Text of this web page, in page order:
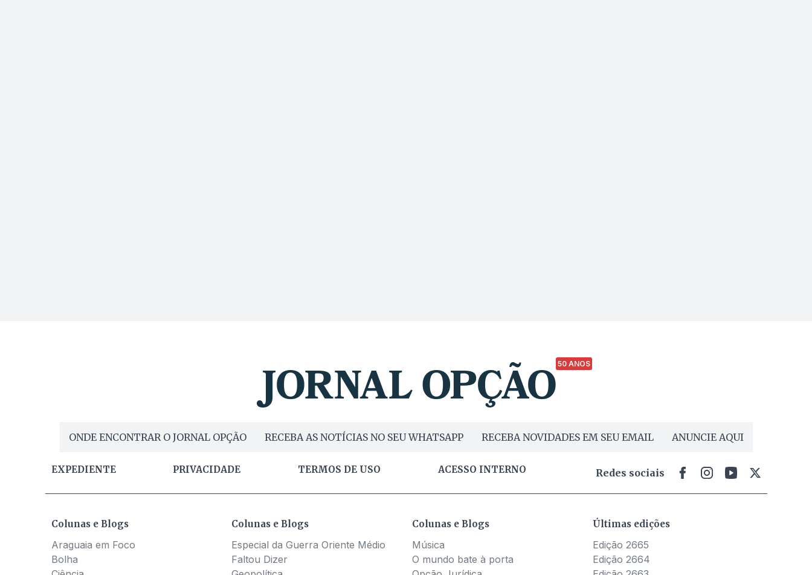
50 ANOS
ONDE ENCONTRAR O JORNAL OPÇÃO RECEBA AS NOTÍCIAS NO SEU WHATSAPP RECEBA NOVIDADES EM SEU EMAIL ANUNCIE AQUI
EXPEDIENTE PRIVACIDADE TERMOS DE USO ACESSO INTERNO Redes sociais
Colunas e Blogs
Araguaia em Foco
Bolha
Colunas e Blogs
Especial da Guerra Oriente Médio
Faltou Dizer
Colunas e Blogs
Música
O mundo bate à porta
Últimas edições
Edição 2665
Edição 2664